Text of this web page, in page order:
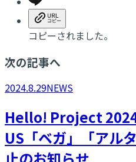
コピーされました。
次の記事へ
2024.8.29NEWS
Hello! Project
US「ベガ」「アル